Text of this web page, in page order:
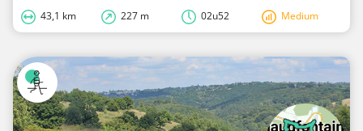
43,1 km 227 m 02u52 Medium